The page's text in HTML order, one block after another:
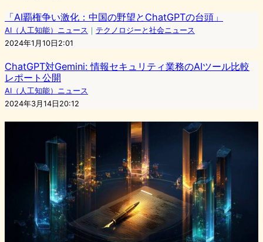
「AI覇権争い激化：中国の野望とChatGPTの台頭」
AI（人工知能）ニュース ｜ テクノロジーと社会ニュース
2024年1月10日2:01
ChatGPT対Gemini: 情報セキュリティ業務のAIツール比較
レポート公開
AI（人工知能）ニュース
2024年3月14日20:12